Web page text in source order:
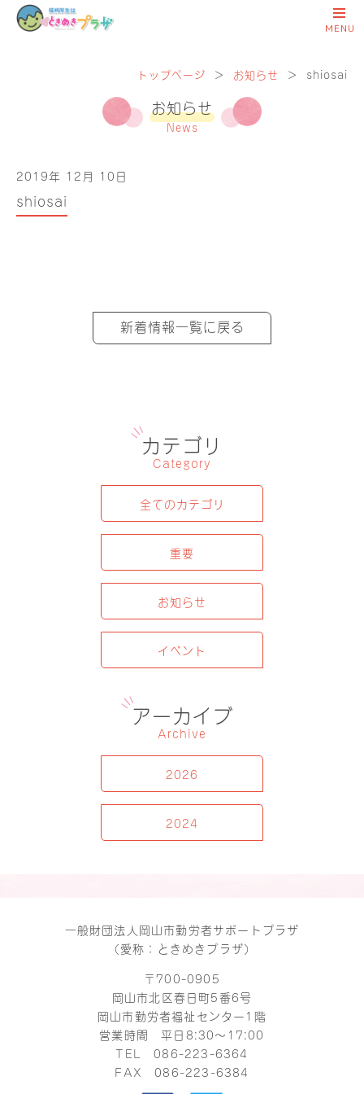
トップページ ＞ お知らせ ＞ shiosai
お知らせ
News
2019年 12月 10日
shiosai
新着情報一覧に戻る
カテゴリ
Category
全てのカテゴリ
重要
お知らせ
イベント
アーカイブ
Archive
2026
2024
一般財団法人岡山市勤労者サポートプラザ
（愛称：ときめきプラザ）
〒700-0905
岡山市北区春日町5番6号
岡山市勤労者福祉センター1階
営業時間 平日8:30～17:00
TEL086-223-6364
FAX 086-223-6384